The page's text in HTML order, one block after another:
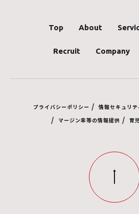
Top About
Recruit Company
プライバシーポリシー / 情報セキュリテ
/ マージン率等の情報提供 /育